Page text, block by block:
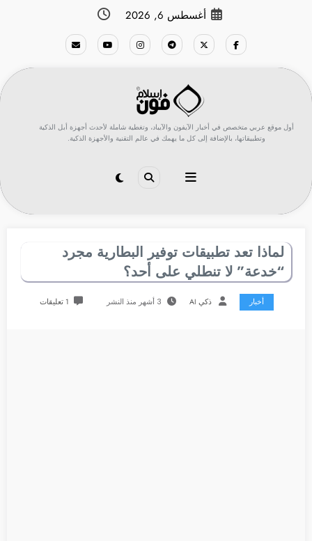
أغسطس 6, 2026
أول موقع عربي متخصص في أخبار الآيفون والآيباد، وتغطية شاملة لأحدث أجهزة أبل الذكية
وتطبيقاتها، بالإضافة إلى كل ما يهمك في عالم التقنية والأجهزة الذكية.
لماذا تعد تطبيقات توفير البطارية مجرد
“خدعة” لا تنطلي على أحد؟
أخبار ذكي AI 3 أشهر منذ النشر 1 تعليقات